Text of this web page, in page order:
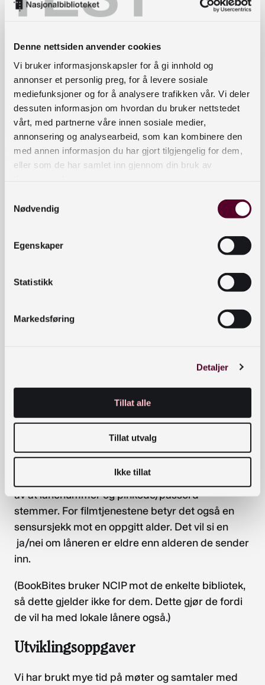
Denne nettsiden anvender cookies
Vi bruker informasjonskapsler for å gi innhold og
annonser et personlig preg, for å levere sosiale
mediefunksjoner og for å analysere trafikken vår. Vi deler
dessuten informasjon om hvordan du bruker nettstedet
vårt, med partnerne våre innen sosiale medier,
annonsering og analysearbeid, som kan kombinere den
med annen informasjon du har gjort tilgjengelig for dem,
eller som de har samlet inn gjennom din bruk av
Nødvendig
Egenskaper
Statistikk
Markedsføring
Detaljer
Tillat alle
Tillat utvalg
Ikke tillat
registeret. Men siden brukerne kan ha
annet vil de fortsatt være lånere ved de ulike
utmelding, sammen med en liste over hvilke
bibliotek de fortsatt er lånere ved. De vil i tillegg
bli slettet ved inaktivitet over en viss periode,
med et foregående varsel.
Vi tar sikte på en kobling mot Folkeregisteret. Den
folkeregistrerte adressen blir primæradressen i
En forklaring av hva en gjestebruker er, blir lagt ut
bibliotekansatte. Det vil si en bruker som er lagt
til, men som ennå ikke har godkjent bibliotekets
låneregler.
Filmoteket
Allbok/Allvit
Autentisering i disse tilfellene betyr en verifisering
av at lånenummer og pinkode/passord
stemmer. For filmtjenestene betyr det også en
sensursjekk mot en oppgitt alder. Det vil si en
ja/nei om låneren er eldre enn alderen de sender
inn.
(BookBites bruker NCIP mot de enkelte bibliotek,
så dette gjelder ikke for dem. Dette gjør de fordi
de vil ha med lokale lånere også.)
Utviklingsoppgaver
Vi har brukt mye tid på møter og samtaler med